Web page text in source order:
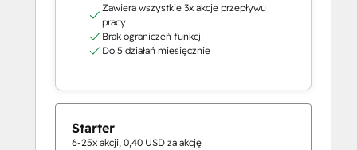
Zawiera wszystkie 3x akcje przepływu
pracy
Brak ograniczeń funkcji
Do 5 działań miesięcznie
Starter
6-25x akcji, 0,40 USD za akcję